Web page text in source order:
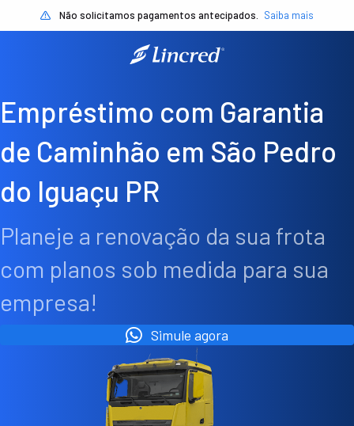
Não solicitamos pagamentos antecipados. Saiba mais
Empréstimo com Garantia
de Caminhão em São Pedro
do Iguaçu PR
Planeje a renovação da sua frota
com planos sob medida para sua
empresa!
Simule agora